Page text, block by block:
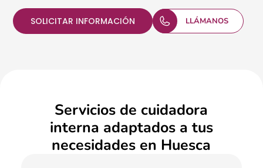
SOLICITAR INFORMACIÓN LLÁMANOS
Servicios de cuidadora
interna adaptados a tus
necesidades en Huesca